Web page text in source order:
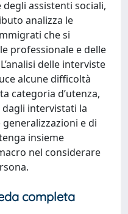
assistenti sociali,
analizza le
che si
professionale e delle
delle interviste
alcune difficoltà
categoria d’utenza,
intervistati la
e di
insieme
nel considerare
completa